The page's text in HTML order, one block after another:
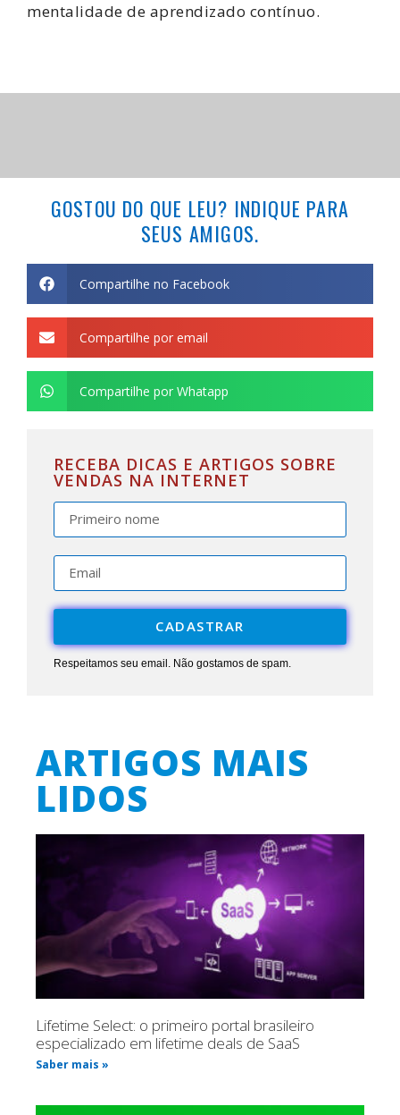
mentalidade de aprendizado contínuo.
GOSTOU DO QUE LEU? INDIQUE PARA
SEUS AMIGOS.
Compartilhe no Facebook
Compartilhe por email
Compartilhe por Whatapp
RECEBA DICAS E ARTIGOS SOBRE
VENDAS NA INTERNET
CADASTRAR
Respeitamos seu email. Não gostamos de spam.
ARTIGOS MAIS
LIDOS
Lifetime Select: o primeiro portal brasileiro
especializado em lifetime deals de SaaS
Saber mais »